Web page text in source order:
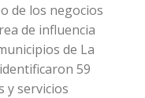
de los negocios
de influencia
de La
59
y servicios